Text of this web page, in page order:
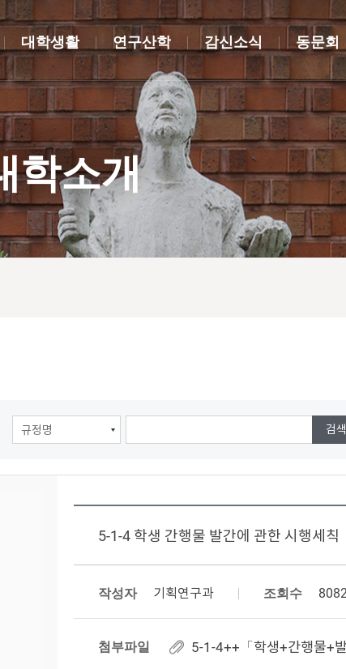
대학생활 연구산학 감신소식 동문회
학소개
5-1-4 학생 간행물 발간에 관한 시행세칙
작성자 기획연구과 조회수
첨부파일 5-1-4++「학생+간행물+